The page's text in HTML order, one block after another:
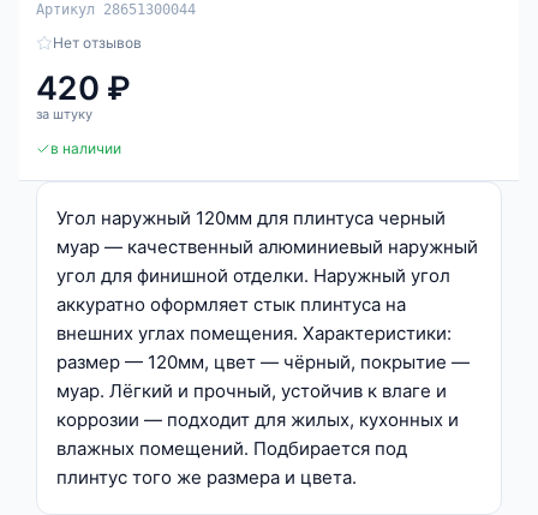
Артикул 28651300044
Нет отзывов
420 ₽
за штуку
в наличии
Угол наружный 120мм для плинтуса черный
муар — качественный алюминиевый наружный
угол для финишной отделки. Наружный угол
аккуратно оформляет стык плинтуса на
внешних углах помещения. Характеристики:
размер — 120мм, цвет — чёрный, покрытие —
муар. Лёгкий и прочный, устойчив к влаге и
коррозии — подходит для жилых, кухонных и
влажных помещений. Подбирается под
плинтус того же размера и цвета.